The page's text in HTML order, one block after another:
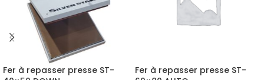
Fer à repasser presse ST-
Fer à repasser presse ST-